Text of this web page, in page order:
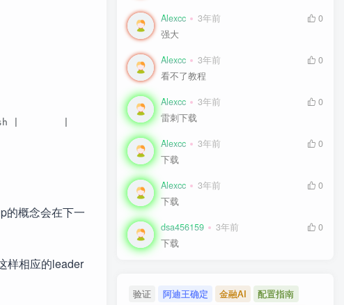
bash |        |     pts/1      |      +------+
的概念会在下一
样相应的leader
Alexcc 3年前
0
强大
Alexcc 3年前
0
看不了教程
Alexcc 3年前
0
雷刺下载
Alexcc 3年前
0
下载
Alexcc 3年前
0
下载
dsa456159 3年前
0
下载
验证 阿迪王确定 金融AI
配置指南